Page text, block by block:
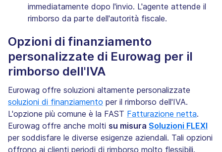
immediatamente dopo l'invio. L'agente attende il
rimborso da parte dell'autorità fiscale.
Opzioni di finanziamento
personalizzate di Eurowag per il
rimborso dell'IVA
Eurowag offre soluzioni altamente personalizzate
soluzioni di finanziamento per il rimborso dell'IVA.
L'opzione più comune è la FAST Fatturazione netta.
Eurowag offre anche molti su misura Soluzioni FLEXI
per soddisfare le diverse esigenze aziendali. Tali opzioni
offrono ai clienti periodi di rimborso molto flessibili.